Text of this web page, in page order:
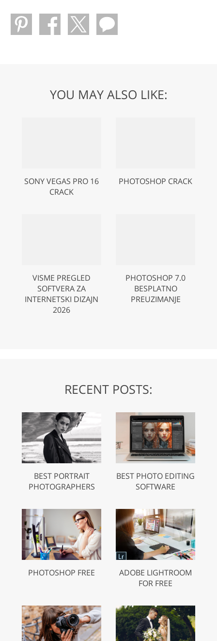
YOU MAY ALSO LIKE:
SONY VEGAS PRO 16
CRACK
PHOTOSHOP CRACK
VISME PREGLED
SOFTVERA ZA
INTERNETSKI DIZAJN
2026
PHOTOSHOP 7.0
BESPLATNO
PREUZIMANJE
RECENT POSTS:
BEST PORTRAIT
PHOTOGRAPHERS
BEST PHOTO EDITING
SOFTWARE
PHOTOSHOP FREE
ADOBE LIGHTROOM
FOR FREE